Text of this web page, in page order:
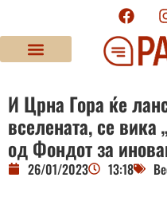
И Црна Гора ќе
вселената, се
од Фондот за
26/01/2023 13:18